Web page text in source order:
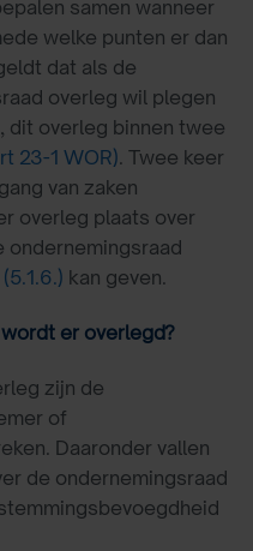
samen wanneer
welke punten er dan
dat als de
overleg wil plegen
dit overleg binnen twee
23-1 WOR). Twee keer
van zaken
overleg plaats over
ondernemingsraad
(5.1.6.) kan geven.
er overlegd?
zijn de
of
Daaronder vallen
de ondernemingsraad